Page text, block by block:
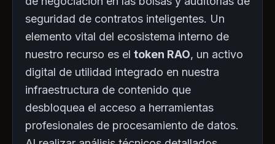
seguridad de contratos inteligentes. Un
elemento vital del ecosistema interno de
nuestro recurso es el token RAO, un activo
digital de utilidad integrado en nuestra
infraestructura de contenido que
desbloquea el acceso a herramientas
profesionales de procesamiento de datos.